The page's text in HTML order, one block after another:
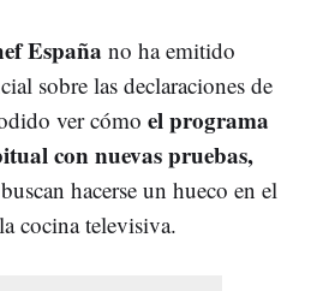
España no ha emitido
sobre las declaraciones de
ver cómo el programa
con nuevas pruebas,
hacerse un hueco en el
cocina televisiva.